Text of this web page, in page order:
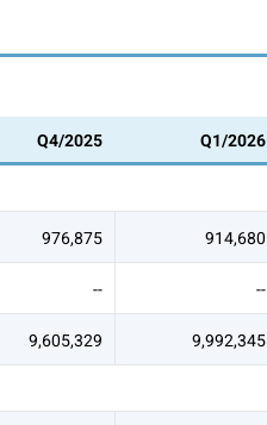
Q1/2026
Q4/2025
914,680
976,875
--
--
9,992,345
9,605,329